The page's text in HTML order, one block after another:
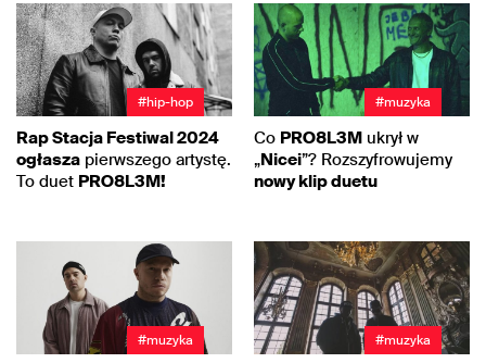
#hip-hop
Rap Stacja Festiwal 2024
ogłasza pierwszego artystę.
To duet PRO8L3M!
#muzyka
Co PRO8L3M ukrył w
„Nicei”? Rozszyfrowujemy
nowy klip duetu
#muzyka #muzyka